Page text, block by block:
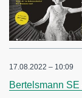
17.08.2022 – 10:09
Bertelsmann